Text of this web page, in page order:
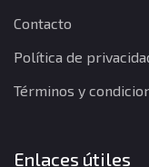
Contacto
Política de
Términos y
Enlaces útiles